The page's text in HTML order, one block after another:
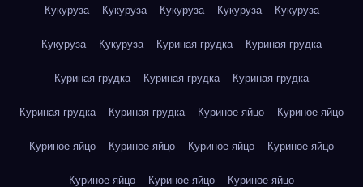
Кукуруза Кукуруза Кукуруза Кукуруза Кукуруза
Кукуруза Кукуруза Куриная грудка Куриная грудка
Куриная грудка Куриная грудка Куриная грудка
Куриная грудка Куриная грудка Куриное яйцо Куриное яйцо
Куриное яйцо Куриное яйцо Куриное яйцо Куриное яйцо
Куриное яйцо Куриное яйцо Куриное яйцо